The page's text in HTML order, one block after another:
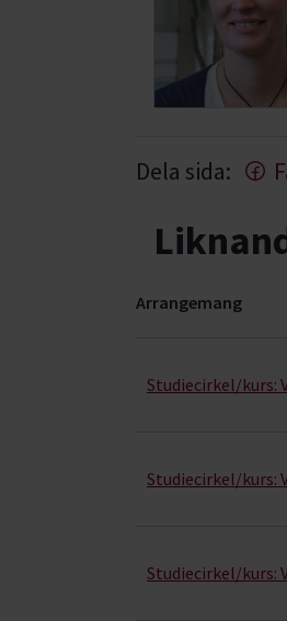
Dela sida:
Arrangemang
Studiecirkel/kurs:
Studiecirkel/kurs:
Studiecirkel/kurs: